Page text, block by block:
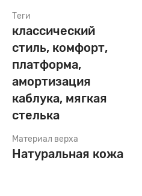
Теги
классический
стиль, комфорт,
платформа,
амортизация
каблука, мягкая
стелька
Материал верха
Натуральная кожа